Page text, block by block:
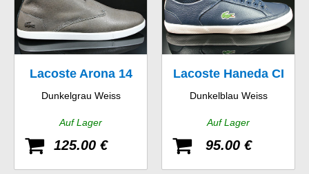
Lacoste Arona 14
SRM LTH
Dunkelgrau Weiss
Auf Lager
125.00 €
Lacoste Haneda CI
SPM LTH
Dunkelblau Weiss
Auf Lager
95.00 €